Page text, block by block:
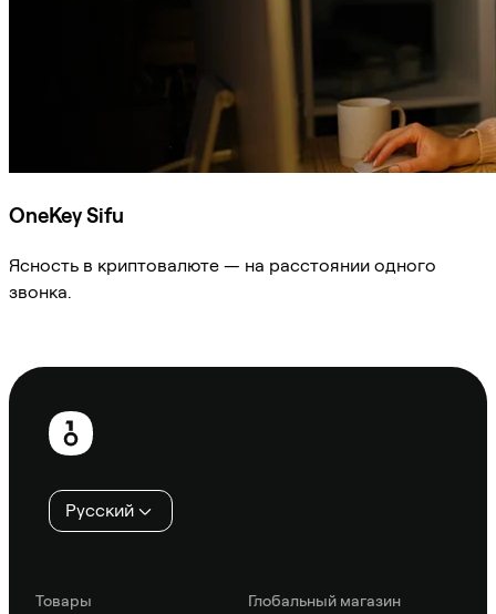
OneKey Sifu
Ясность в криптовалюте — на расстоянии одного
звонка.
Нижний
колонтитул
Русский
Товары
Глобальный магазин